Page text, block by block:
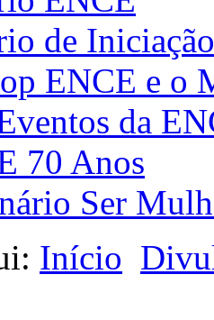
de
ENCE e o
da
70 Anos
Ser
Início